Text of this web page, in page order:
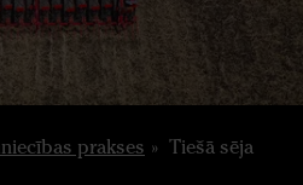
prakses Tiešā sēja